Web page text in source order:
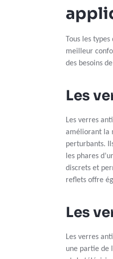
Tous les
meilleur
des besoins
Les
Les verres
améliorant la
perturbants.
les phares
discrets et
reflets offre
Les
Les verres
une partie de